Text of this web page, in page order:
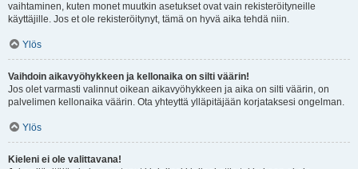
vaihtaminen, kuten monet muutkin asetukset ovat vain rekisteröityneille
käyttäjille. Jos et ole rekisteröitynyt, tämä on hyvä aika tehdä niin.
Ylös
Vaihdoin aikavyöhykkeen ja kellonaika on silti väärin!
Jos olet varmasti valinnut oikean aikavyöhykkeen ja aika on silti väärin, on
palvelimen kellonaika väärin. Ota yhteyttä ylläpitäjään korjataksesi ongelman.
Ylös
Kieleni ei ole valittavana!